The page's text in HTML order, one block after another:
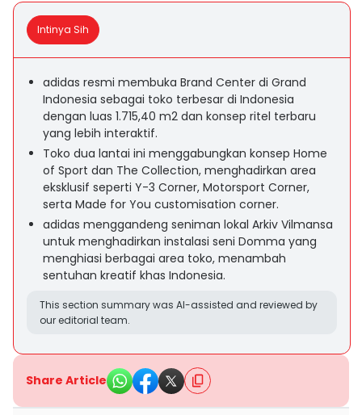
Intinya Sih
adidas resmi membuka Brand Center di Grand
Indonesia sebagai toko terbesar di Indonesia
dengan luas 1.715,40 m2 dan konsep ritel terbaru
yang lebih interaktif.
Toko dua lantai ini menggabungkan konsep Home
of Sport dan The Collection, menghadirkan area
eksklusif seperti Y-3 Corner, Motorsport Corner,
serta Made for You customisation corner.
adidas menggandeng seniman lokal Arkiv Vilmansa
untuk menghadirkan instalasi seni Domma yang
menghiasi berbagai area toko, menambah
sentuhan kreatif khas Indonesia.
This section summary was AI-assisted and reviewed by
our editorial team.
Share Article